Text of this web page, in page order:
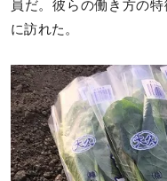
員だ。彼らの働き方の
に訪れた。